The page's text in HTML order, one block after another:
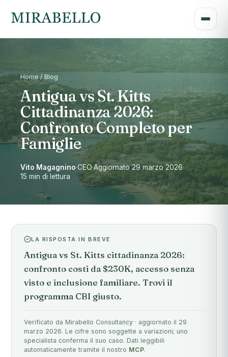
Home / Blog
Antigua vs St. Kitts
Cittadinanza 2026:
Confronto Completo per
Famiglie
Vito Magagnino·CEO·Aggiornato 29 marzo 2026·
15 min di lettura
LA RISPOSTA IN BREVE
Antigua vs St. Kitts cittadinanza 2026:
confronto costi da $230K, accesso senza
visto e inclusione familiare. Trovi il
programma CBI giusto.
Verificato da Mirabello Consultancy · aggiornato il 29
marzo 2026. Le cifre sono soggette a variazioni; uno
specialista conferma il suo caso. Dati leggibili
automaticamente tramite il nostro MCP.